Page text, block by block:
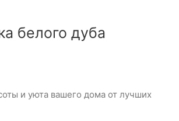
белого дуба
и уюта вашего дома от лучших